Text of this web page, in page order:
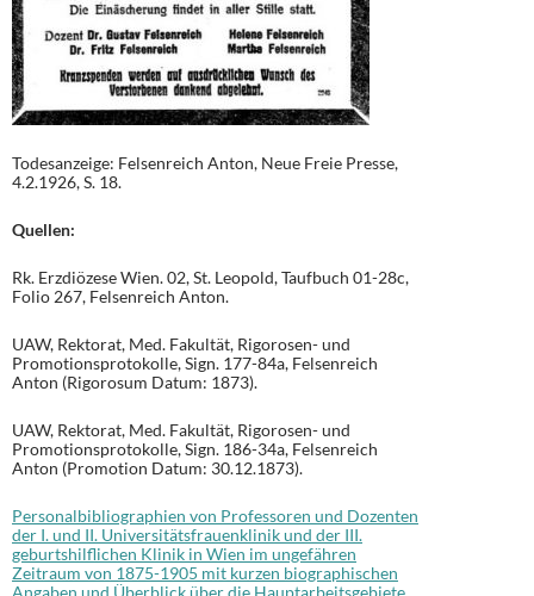
Todesanzeige: Felsenreich Anton, Neue Freie Presse,
4.2.1926, S. 18.
Quellen:
Rk. Erzdiözese Wien. 02, St. Leopold, Taufbuch 01-28c,
Folio 267, Felsenreich Anton.
UAW, Rektorat, Med. Fakultät, Rigorosen- und
Promotionsprotokolle, Sign. 177-84a, Felsenreich
Anton (Rigorosum Datum: 1873).
UAW, Rektorat, Med. Fakultät, Rigorosen- und
Promotionsprotokolle, Sign. 186-34a, Felsenreich
Anton (Promotion Datum: 30.12.1873).
Personalbibliographien von Professoren und Dozenten
der I. und II. Universitätsfrauenklinik und der III.
geburtshilflichen Klinik in Wien im ungefähren
Zeitraum von 1875-1905 mit kurzen biographischen
Angaben und Überblick über die Hauptarbeitsgebiete